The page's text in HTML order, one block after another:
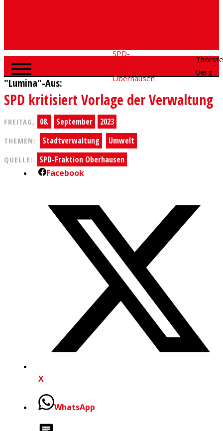
SPD-
Oberhausen
Berg
"Lumina"-Aus:
SPD kritisiert Vorlage der Verwaltung
FREITAG, 08. September 2023
THEMEN: Stadtverwaltung , Umwelt
QUELLE:
SPD-Fraktion Oberhausen
Facebook
X
WhatsApp